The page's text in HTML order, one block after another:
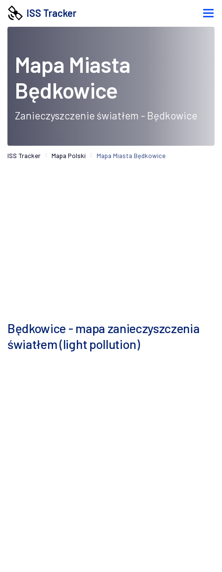
ISS Tracker
Mapa Miasta
Będkowice
Zanieczyszczenie światłem - Będkowice
ISS Tracker Mapa Polski Mapa Miasta Będkowice
Będkowice - mapa zanieczyszczenia
światłem (light pollution)